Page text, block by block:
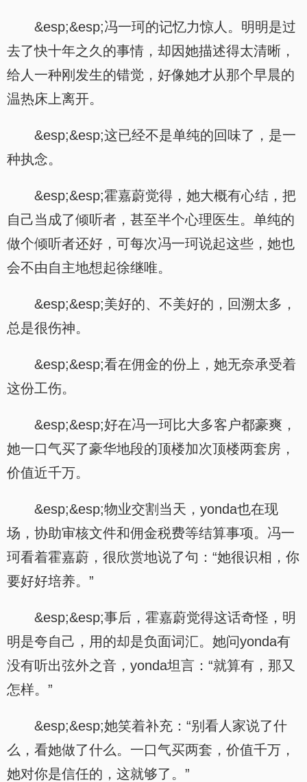
&esp;&esp;冯一珂的记忆力惊人。明明是过
去了快十年之久的事情，却因她描述得太清晰，
给人一种刚发生的错觉，好像她才从那个早晨的
温热床上离开。
&esp;&esp;这已经不是单纯的回味了，是一
种执念。
&esp;&esp;霍嘉蔚觉得，她大概有心结，把
自己当成了倾听者，甚至半个心理医生。单纯的
做个倾听者还好，可每次冯一珂说起这些，她也
会不由自主地想起徐继唯。
&esp;&esp;美好的、不美好的，回溯太多，
总是很伤神。
&esp;&esp;看在佣金的份上，她无奈承受着
这份工伤。
&esp;&esp;好在冯一珂比大多客户都豪爽，
她一口气买了豪华地段的顶楼加次顶楼两套房，
价值近千万。
&esp;&esp;物业交割当天，yonda也在现
场，协助审核文件和佣金税费等结算事项。冯一
珂看着霍嘉蔚，很欣赏地说了句：“她很识相，你
要好好培养。”
&esp;&esp;事后，霍嘉蔚觉得这话奇怪，明
明是夸自己，用的却是负面词汇。她问yonda有
没有听出弦外之音，yonda坦言：“就算有，那又
怎样。”
&esp;&esp;她笑着补充：“别看人家说了什
么，看她做了什么。一口气买两套，价值千万，
她对你是信任的，这就够了。”